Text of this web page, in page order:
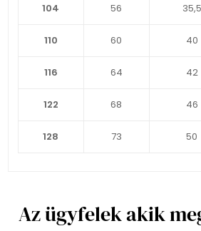
104 56 35,5
110 60 40
116 64 42
122 68 46
128 73 50
Az ügyfelek akik